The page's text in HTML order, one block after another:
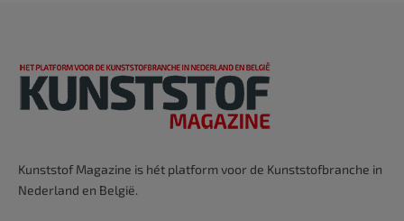
Kunststof Magazine is hét platform voor de Kunststofbranche in
Nederland en België.